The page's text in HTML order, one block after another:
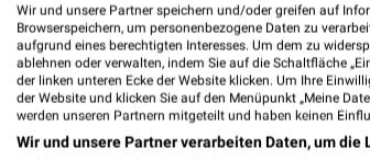
Wir und unsere Partner speichern und/oder greifen auf
Browserspeichern, um personenbezogene Daten zu
aufgrund eines berechtigten Interesses. Um dem zu
ablehnen oder verwalten, indem Sie auf die Schaltfläche
der linken unteren Ecke der Website klicken. Um Ihre
der Website und klicken Sie auf den Menüpunkt „Meine
werden unseren Partnern mitgeteilt und haben keinen
Wir und unsere Partner verarbeiten Daten, um